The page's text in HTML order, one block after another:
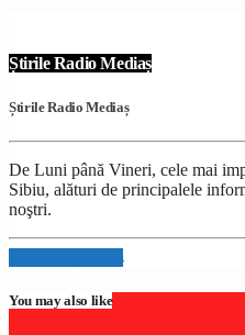
Știrile Radio Mediaș
Știrile Radio Mediaș
De Luni până Vineri, cele mai
Sibiu, alături de principalele
noştri.
Info and episodes
You may also like